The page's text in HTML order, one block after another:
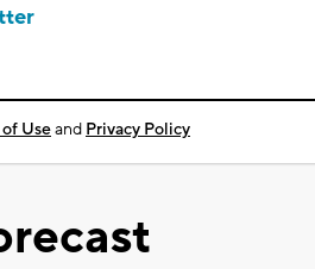
Useand Privacy Policy